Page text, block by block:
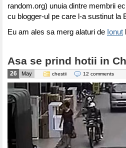
random.org) unuia dintre membrii
cu blogger-ul pe care l-a sustinut la
Eu am ales sa merg alaturi de Ionut
Asa se prind hotii in
26 May chestii 12 comments